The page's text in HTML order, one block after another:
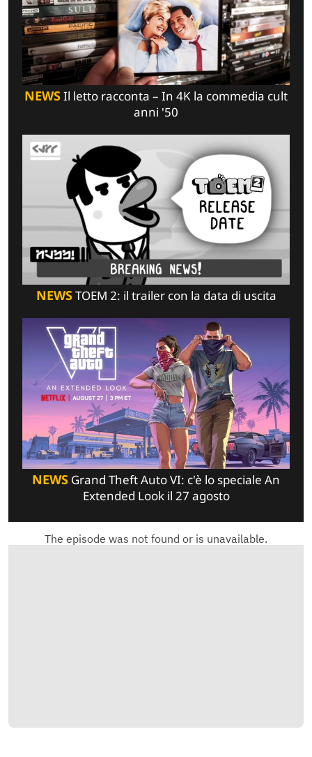
NEWSIl letto racconta – In 4K la commedia cult
anni '50
NEWSTOEM 2: il trailer con la data di uscita
NEWS Grand Theft Auto VI: c'è lo speciale An
Extended Look il 27 agosto